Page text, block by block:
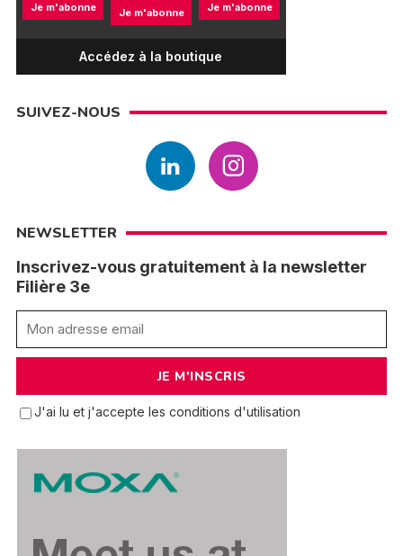
Je m'abonne Je m'abonne Je m'abonne
Accédez à la boutique
SUIVEZ-NOUS
NEWSLETTER
Inscrivez-vous gratuitement à la newsletter
Filière 3e
J'ai lu et j'accepte les conditions d'utilisation